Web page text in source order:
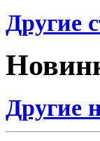
Другие
Другие